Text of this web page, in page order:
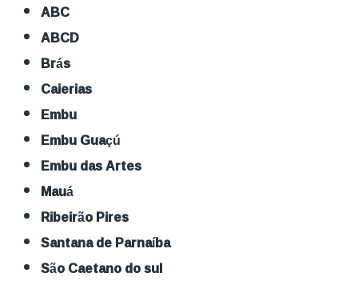
ABC
ABCD
Brás
Caierias
Embu
Embu Guaçú
Embu das Artes
Mauá
Ribeirão Pires
Santana de Parnaíba
São Caetano do sul